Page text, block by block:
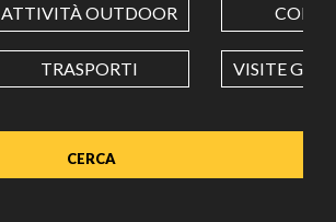
ATTIVITÀ OUTDOOR CORSI
TRASPORTI VISITE